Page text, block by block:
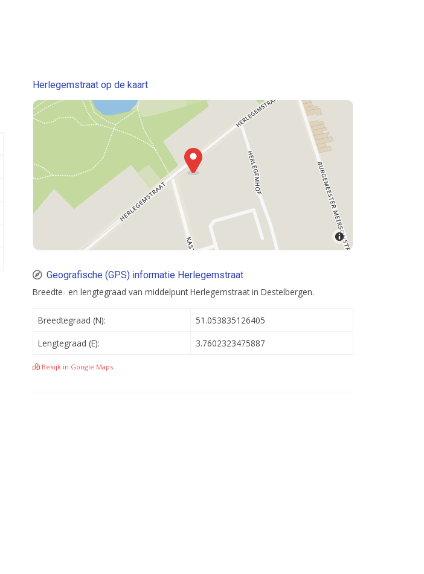
Herlegemstraat op de kaart
Geografische (GPS) informatie Herlegemstraat
Breedte- en lengtegraad van middelpunt Herlegemstraat in Destelbergen.
Breedtegraad (N):
51.053835126405
Lengtegraad (E):
3.7602323475887
Bekijk in Google Maps